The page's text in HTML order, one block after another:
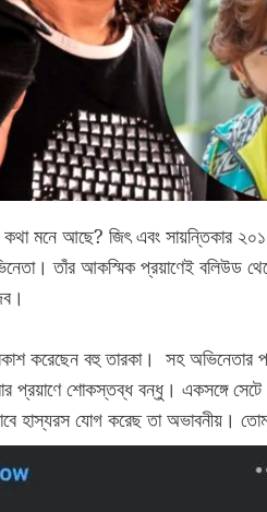
মনে আছে? জিৎ এবং সায়ন্তিকার
তাঁর আকস্মিক প্রয়াণেই বলিউড
করেছেন বহু তারকা। সহ অভিনেতার
প্রয়াণে শোকস্তব্ধ বন্ধু। একসঙ্গে
হাস্যরস যোগ করেছ তা অভাবনীয়।